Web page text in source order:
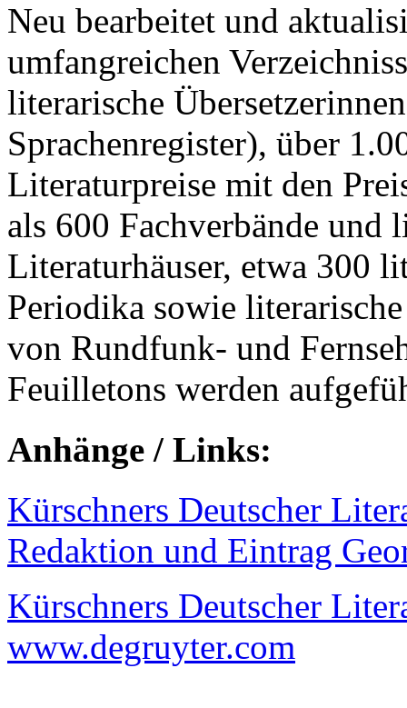
Neu bearbeitet und
umfangreichen
literarische
Sprachenregister), über
Literaturpreise mit den
als 600 Fachverbände und
Literaturhäuser, etwa 300
Periodika sowie
von Rundfunk- und
Feuilletons werden
Anhänge / Links:
Kürschners Deutscher
Redaktion und Eintrag
Kürschners Deutscher
www.degruyter.com